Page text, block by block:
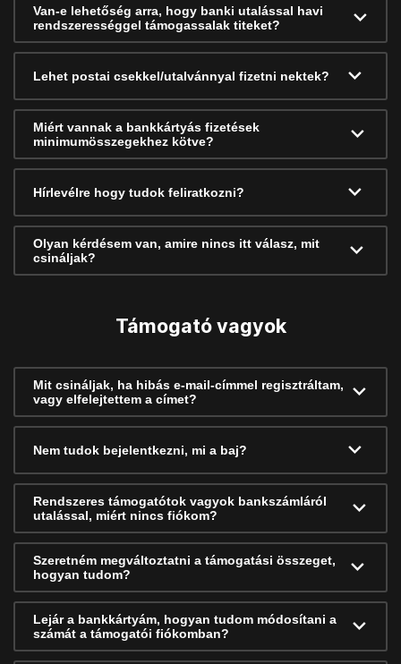
Van-e lehetőség arra, hogy banki utalással havi
rendszerességgel támogassalak titeket?
Lehet postai csekkel/utalvánnyal fizetni nektek?
Miért vannak a bankkártyás fizetések
minimumösszegekhez kötve?
Hírlevélre hogy tudok feliratkozni?
Olyan kérdésem van, amire nincs itt válasz, mit
csináljak?
Támogató vagyok
Mit csináljak, ha hibás e-mail-címmel regisztráltam,
vagy elfelejtettem a címet?
Nem tudok bejelentkezni, mi a baj?
Rendszeres támogatótok vagyok bankszámláról
utalással, miért nincs fiókom?
Szeretném megváltoztatni a támogatási összeget,
hogyan tudom?
Lejár a bankkártyám, hogyan tudom módosítani a
számát a támogatói fiókomban?